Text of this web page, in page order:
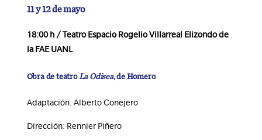
11 y 12 de mayo
18:00 h / Teatro Espacio Rogelio Villarreal Elizondo de
la FAE UANL
Obra de teatroLa Odisea, de Homero
Adaptación: Alberto Conejero
Dirección: Rennier Piñero